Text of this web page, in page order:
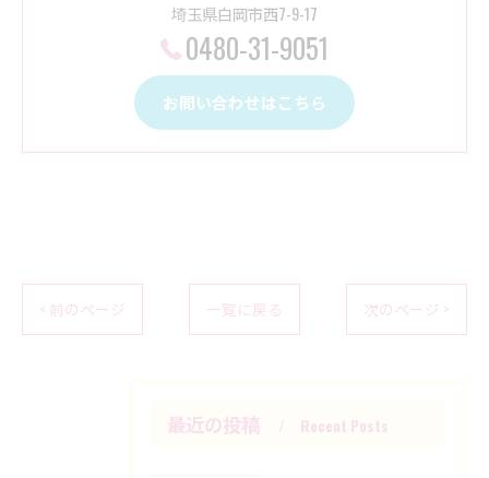
埼玉県白岡市西7-9-17
0480-31-9051
お問い合わせはこちら
< 前のページ 一覧に戻る 次のページ >
最近の投稿 Recent Posts